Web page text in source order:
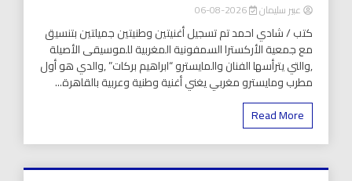
عبير سليمان 2026-08-06
كتب / شادي احمد تم تسجيل أغنيتين وطنيتين جميلتين بتنسيق
مع جمعية الأركسترا السمفونية المغربية للموسيقى الأصيلة
,والتي يترأسها الفنان والمايسترو “ابراهيم بركات” ,والدي هو أول
مطرب ومايسترو مغربي يغني أغنية وطنية وعربية بالقاهرة...
Read More